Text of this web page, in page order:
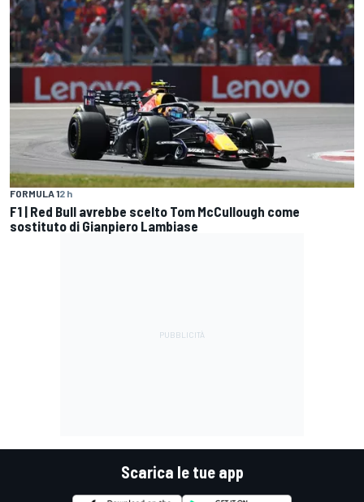
FORMULA 12 h
F1 | Red Bull avrebbe scelto Tom McCullough come
sostituto di Gianpiero Lambiase
Scarica le tue app